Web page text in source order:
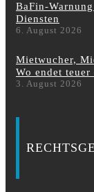
BaFin-
Diensten
6. August 2026
Mietwucher,
Wo endet
3. August 2026